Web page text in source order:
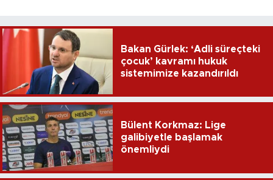
Bakan Gürlek: ‘Adli süreçteki
çocuk’ kavramı hukuk
sistemimize kazandırıldı
Bülent Korkmaz: Lige
galibiyetle başlamak
önemliydi